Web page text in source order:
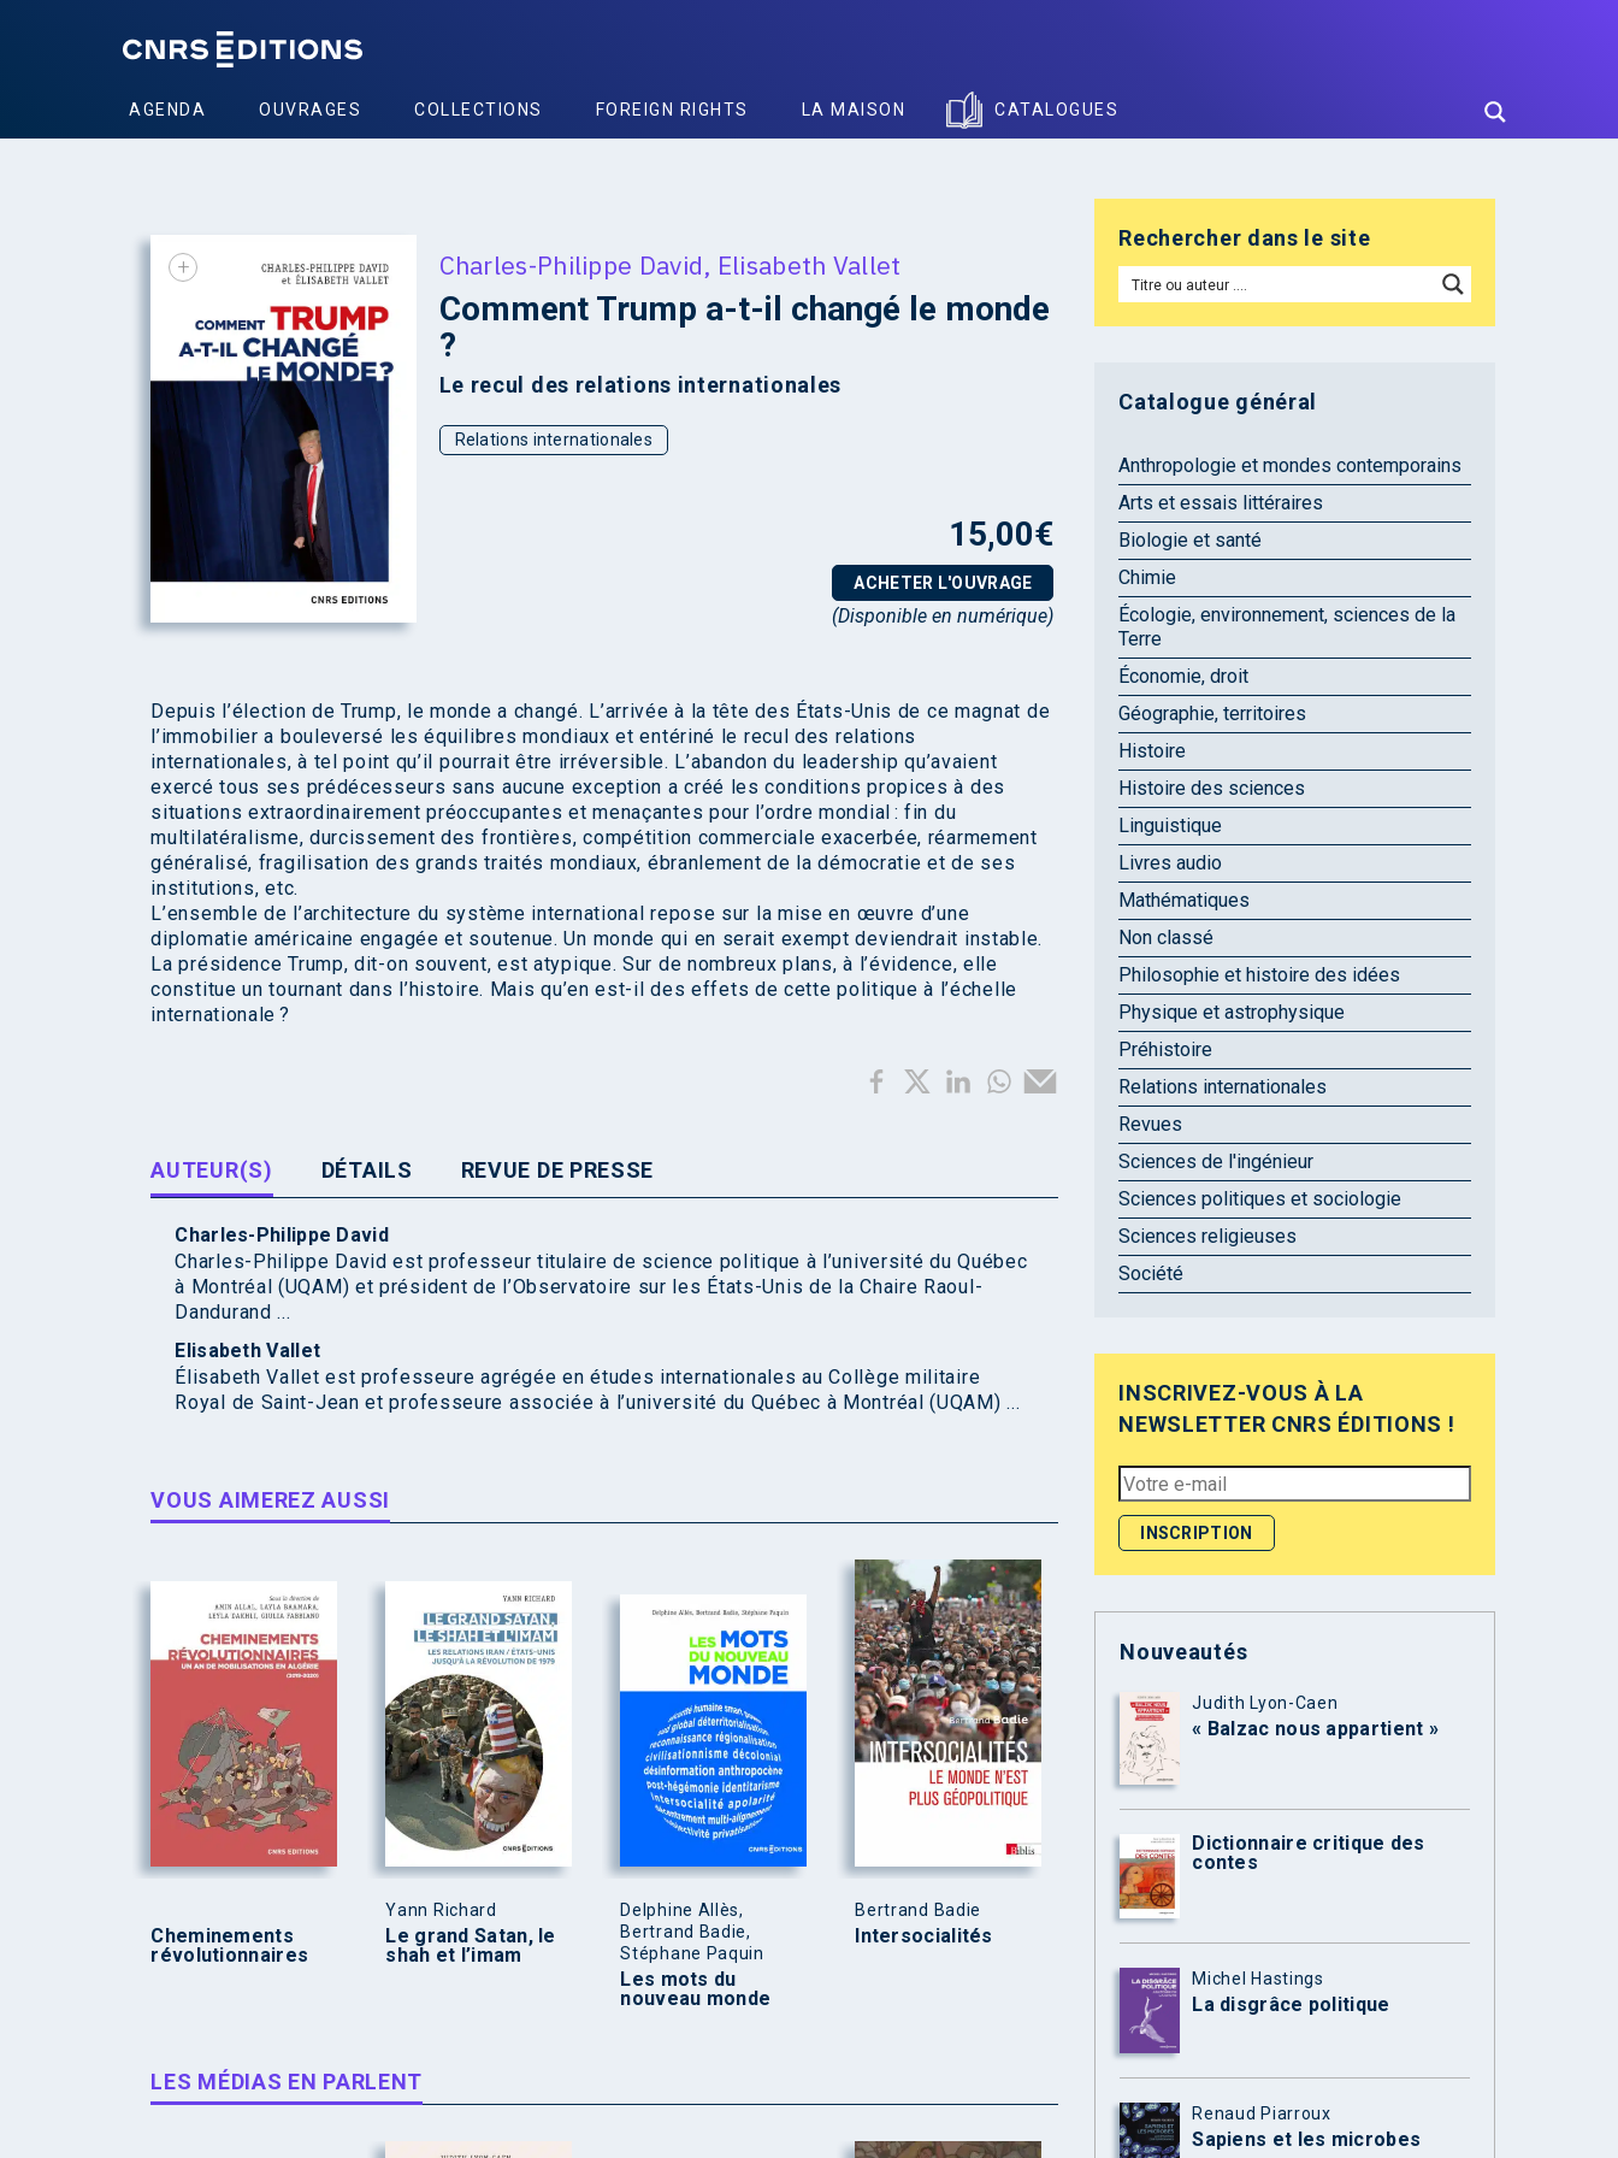
AGENDA OUVRAGES COLLECTIONS FOREIGN RIGHTS LA MAISON CATALOGUES
+ Charles-Philippe David, Elisabeth Vallet
Comment Trump a-t-il changé le monde
?
Le recul des relations internationales
Relations internationales
15,00€
ACHETER L'OUVRAGE
(Disponible en numérique)
Depuis l’élection de Trump, le monde a changé. L’arrivée à la tête des États-Unis de ce magnat de
l’immobilier a bouleversé les équilibres mondiaux et entériné le recul des relations
internationales, à tel point qu’il pourrait être irréversible. L’abandon du leadership qu’avaient
exercé tous ses prédécesseurs sans aucune exception a créé les conditions propices à des
situations extraordinairement préoccupantes et menaçantes pour l’ordre mondial : fin du
multilatéralisme, durcissement des frontières, compétition commerciale exacerbée, réarmement
généralisé, fragilisation des grands traités mondiaux, ébranlement de la démocratie et de ses
institutions, etc.
L’ensemble de l’architecture du système international repose sur la mise en œuvre d’une
diplomatie américaine engagée et soutenue. Un monde qui en serait exempt deviendrait instable.
La présidence Trump, dit-on souvent, est atypique. Sur de nombreux plans, à l’évidence, elle
constitue un tournant dans l’histoire. Mais qu’en est-il des effets de cette politique à l’échelle
internationale ?
AUTEUR(S) DÉTAILS REVUE DE PRESSE
Charles-Philippe David
Charles-Philippe David est professeur titulaire de science politique à l’université du Québec
à Montréal (UQAM) et président de l’Observatoire sur les États-Unis de la Chaire Raoul-
Dandurand ...
Elisabeth Vallet
Élisabeth Vallet est professeure agrégée en études internationales au Collège militaire
Royal de Saint-Jean et professeure associée à l’université du Québec à Montréal (UQAM) ...
VOUS AIMEREZ AUSSI
Cheminements
révolutionnaires
Yann Richard
Le grand Satan, le
shah et l’imam
Delphine Allès,
Bertrand Badie,
Stéphane Paquin
Les mots du
nouveau monde
Bertrand Badie
Intersocialités
LES MÉDIAS EN PARLENT
Rechercher dans le site
Catalogue général
Anthropologie et mondes contemporains
Arts et essais littéraires
Biologie et santé
Chimie
Écologie, environnement, sciences de la
Terre
Économie, droit
Géographie, territoires
Histoire
Histoire des sciences
Linguistique
Livres audio
Mathématiques
Non classé
Philosophie et histoire des idées
Physique et astrophysique
Préhistoire
Relations internationales
Revues
Sciences de l'ingénieur
Sciences politiques et sociologie
Sciences religieuses
Société
INSCRIVEZ-VOUS À LA
NEWSLETTER CNRS ÉDITIONS !
Nouveautés
Judith Lyon-Caen
« Balzac nous appartient »
Dictionnaire critique des
contes
Michel Hastings
La disgrâce politique
Renaud Piarroux
Sapiens et les microbes